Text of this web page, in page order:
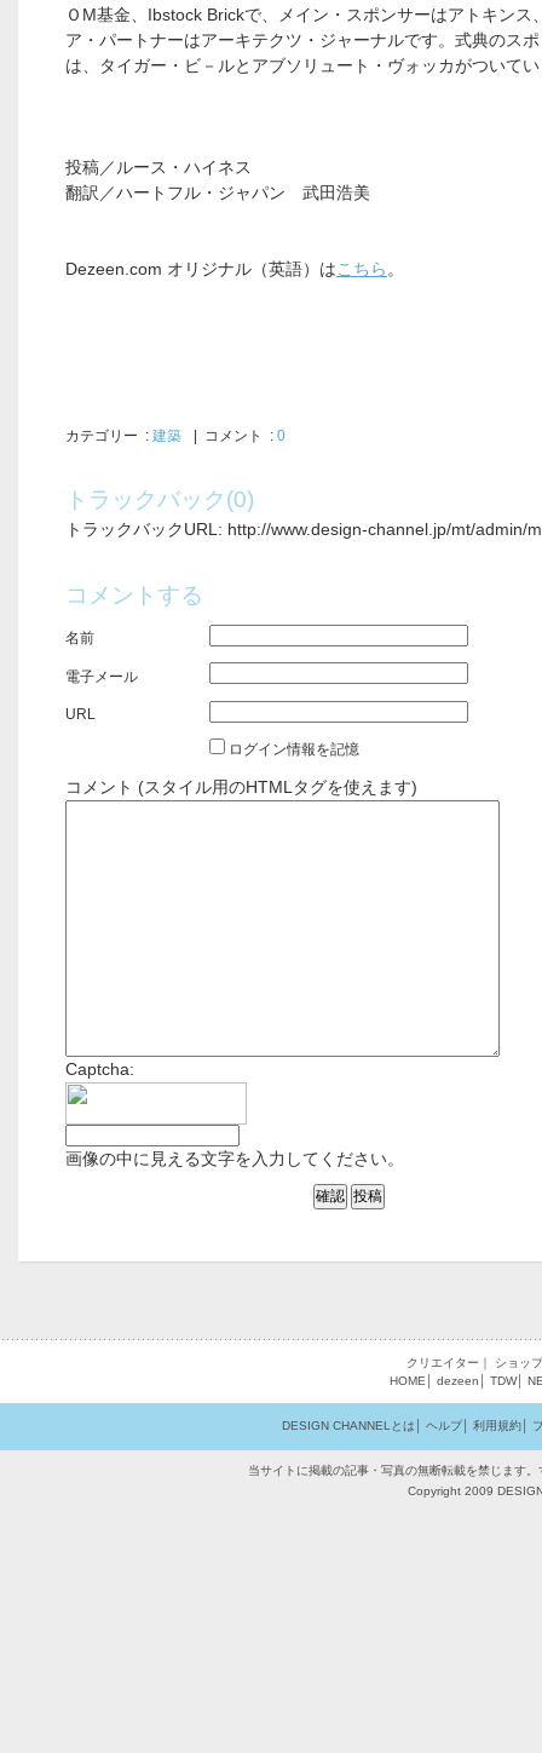
ＯМ基金、Ibstock Brickで、メイン・スポンサーはアトキンス
ア・パートナーはアーキテクツ・ジャーナルです。式典のス
は、タイガー・ビ－ルとアブソリュート・ヴォッカがついて
投稿／ルース・ハイネス
翻訳／ハートフル・ジャパン 武田浩美
Dezeen.com オリジナル（英語）はこちら 。
カテゴリー : 建築 | コメント : 0
トラックバック(0)
トラックバックURL: http://www.design-channel.jp/mt/admin/
コメントする
名前
電子メール
URL
ログイン情報を記憶
コメント (スタイル用のHTMLタグを使えます)
Captcha:
画像の中に見える文字を入力してください。
クリエイター
ショップ
HOME
dezeen TDW│
DESIGN CHANNELとは ヘルプ│ 利用規約│
当サイトに掲載の記事・写真の無断転載を禁じます
Copyright 2009